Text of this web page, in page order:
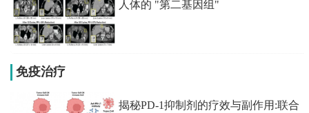
人体的 "第二基因组"
免疫治疗
揭秘PD-1抑制剂的疗效与副作用:联合